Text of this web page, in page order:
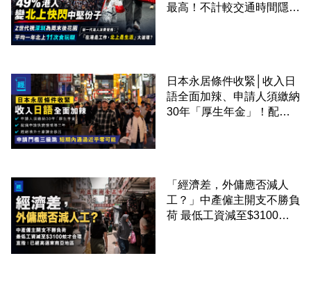
最高！不計較交通時間隱形
日本永居條件收緊│收入日
語全面加辣、申請人須繳納
30年「厚生年金」！配偶
「經濟差，外傭應否減人
工？」中產僱主開支不勝負
荷 最低工資減至$3100蚊